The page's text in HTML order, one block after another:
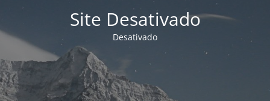
Site Desativado
Desativado